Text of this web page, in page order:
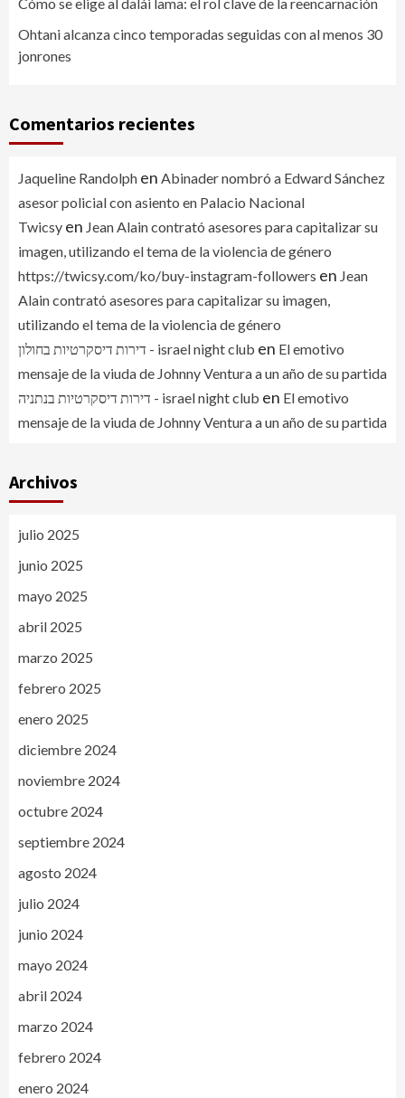
Ohtani alcanza cinco temporadas seguidas con al menos 30
jonrones
Comentarios recientes
Jaqueline Randolph en Abinader nombró a Edward Sánchez
asesor policial con asiento en Palacio Nacional
Twicsy en Jean Alain contrató asesores para capitalizar su
imagen, utilizando el tema de la violencia de género
https://twicsy.com/ko/buy-instagram-followers en Jean
Alain contrató asesores para capitalizar su imagen,
utilizando el tema de la violencia de género
דירות דיסקרטיות בחולון - israel night club en El emotivo
mensaje de la viuda de Johnny Ventura a un año de su partida
דירות דיסקרטיות בנתניה - israel night club en El emotivo
mensaje de la viuda de Johnny Ventura a un año de su partida
Archivos
julio 2025
junio 2025
mayo 2025
abril 2025
marzo 2025
febrero 2025
enero 2025
diciembre 2024
noviembre 2024
octubre 2024
septiembre 2024
agosto 2024
julio 2024
junio 2024
mayo 2024
abril 2024
marzo 2024
febrero 2024
enero 2024